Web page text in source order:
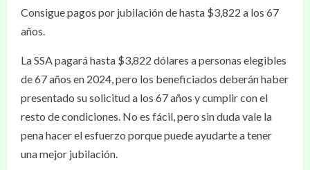
Consigue pagos por jubilación de hasta $3,822 a los 67
años.
La SSA pagará hasta $3,822 dólares a personas elegibles
de 67 años en 2024, pero los beneficiados deberán haber
presentado su solicitud a los 67 años y cumplir con el
resto de condiciones. No es fácil, pero sin duda vale la
pena hacer el esfuerzo porque puede ayudarte a tener
una mejor jubilación.